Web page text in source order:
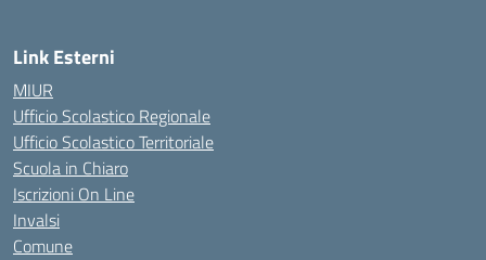
Link Esterni
MIUR
Ufficio Scolastico Regionale
Ufficio Scolastico Territoriale
Scuola in Chiaro
Iscrizioni On Line
Invalsi
Comune